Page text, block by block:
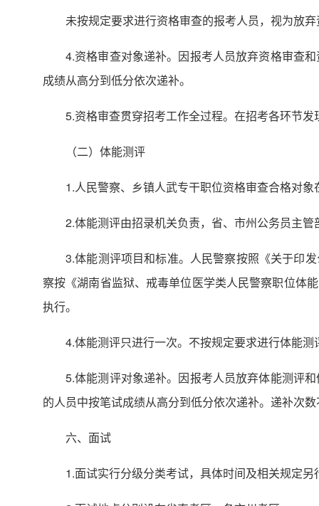
未按规定要求进行资格审查的报考人员，视为放
4.资格审查对象递补。因报考人员放弃资格审查
成绩从高分到低分依次递补。
5.资格审查贯穿招考工作全过程。在招考各环节
（二）体能测评
1.人民警察、乡镇人武专干职位资格审查合格对
2.体能测评由招录机关负责，省、市州公务员主
3.体能测评项目和标准。人民警察按照《关于印
察按《湖南省监狱、戒毒单位医学类人民警察职位体
执行。
4.体能测评只进行一次。不按规定要求进行体能
5.体能测评对象递补。因报考人员放弃体能测评
的人员中按笔试成绩从高分到低分依次递补。递补次
六、面试
1.面试实行分级分类考试，具体时间及相关规定另